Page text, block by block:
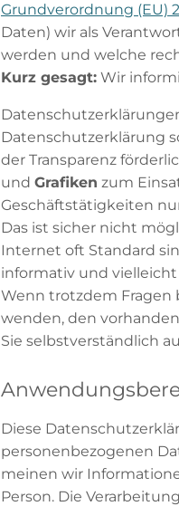
Grundverordnung (EU)
Daten) wir als
werden und welche
Kurz gesagt: Wir
Datenschutzerklärung
der Transparenz
und Grafiken zum
Geschäftstätigkeiten
Das ist sicher nicht
Internet oft Standard
informativ und
Wenn trotzdem Fragen
wenden, den
Sie selbstverständlich
Diese
personenbezogenen
meinen wir
Person. Die